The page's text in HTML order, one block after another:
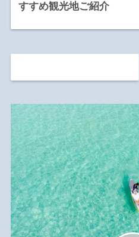
すすめ観光地ご紹介